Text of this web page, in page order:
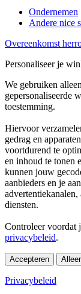
Ondernemen
Andere nice
Overeenkomst
Personaliseer je
We gebruiken
gepersonaliseerde
toestemming.
Hiervoor
gedrag en
voortdurend te
en inhoud te tonen
kunnen jouw
aanbieders en je
diensten.
Controleer voordat
privacybeleid.
Accepteren
Privacybeleid